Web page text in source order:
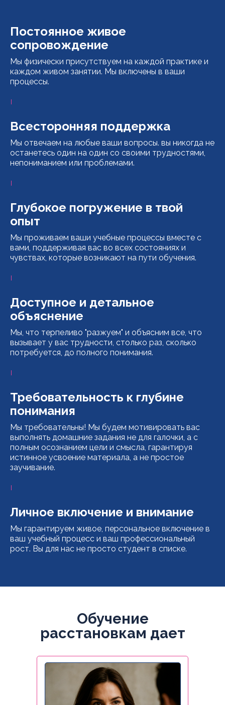
Постоянное живое
сопровождение
Мы физически присутствуем на каждой практике и
каждом живом занятии. Мы включены в ваши
процессы.
Всесторонняя поддержка
Мы отвечаем на любые ваши вопросы. вы никогда не
останетесь один на один со своими трудностями,
непониманием или проблемами.
Глубокое погружение в твой
опыт
Мы проживаем ваши учебные процессы вместе с
вами, поддерживая вас во всех состояниях и
чувствах, которые возникают на пути обучения.
Доступное и детальное
объяснение
Мы, что терпеливо "разжуем" и объясним все, что
вызывает у вас трудности, столько раз, сколько
потребуется, до полного понимания.
Требовательность к глубине
понимания
Мы требовательны! Мы будем мотивировать вас
выполнять домашние задания не для галочки, а с
полным осознанием цели и смысла, гарантируя
истинное усвоение материала, а не простое
заучивание.
Личное включение и внимание
Мы гарантируем живое, персональное включение в
ваш учебный процесс и ваш профессиональный
рост. Вы для нас не просто студент в списке.
Обучение
расстановкам дает